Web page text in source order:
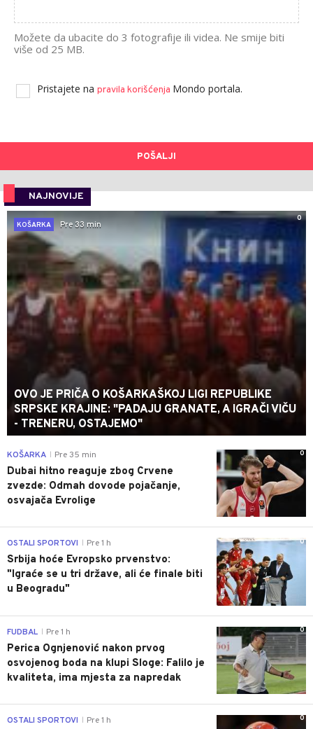
Možete da ubacite do 3 fotografije ili videa. Ne smije biti
više od 25 MB.
Pristajete na pravila korišćenja Mondo portala.
POŠALJI
NAJNOVIJE
0
KOŠARKA
Pre 33 min
OVO JE PRIČA O KOŠARKAŠKOJ LIGI REPUBLIKE
SRPSKE KRAJINE: "PADAJU GRANATE, A IGRAČI VIČU
- TRENERU, OSTAJEMO"
0
KOŠARKA Pre 35 min
Dubai hitno reaguje zbog Crvene
zvezde: Odmah dovode pojačanje,
osvajača Evrolige
0
OSTALI SPORTOVI Pre 1 h
Srbija hoće Evropsko prvenstvo:
"Igraće se u tri države, ali će finale biti
u Beogradu"
0
FUDBAL Pre 1 h
Perica Ognjenović nakon prvog
osvojenog boda na klupi Sloge: Falilo je
kvaliteta, ima mjesta za napredak
0
OSTALI SPORTOVI Pre 1 h